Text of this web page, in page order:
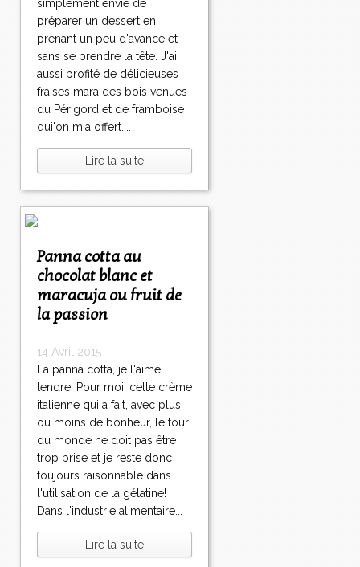
simplement envie de
préparer un dessert en
prenant un peu d'avance et
sans se prendre la tête. J'ai
aussi profité de délicieuses
fraises mara des bois venues
du Périgord et de framboise
qui'on m'a offert....
Lire la suite
Panna cotta au
chocolat blanc et
maracuja ou fruit de
la passion
14 Avril 2015
La panna cotta, je l'aime
tendre. Pour moi, cette crème
italienne qui a fait, avec plus
ou moins de bonheur, le tour
du monde ne doit pas être
trop prise et je reste donc
toujours raisonnable dans
l'utilisation de la gélatine!
Dans l'industrie alimentaire...
Lire la suite